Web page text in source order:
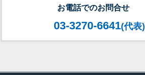
お電話でのお問合せ
03-3270-6641(代表)